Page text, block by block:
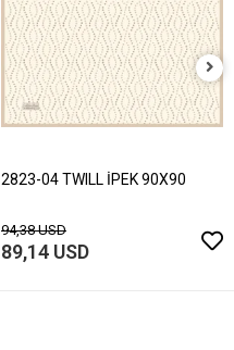
2823-04 TWILL İPEK 90X90
94,38 USD
89,14 USD